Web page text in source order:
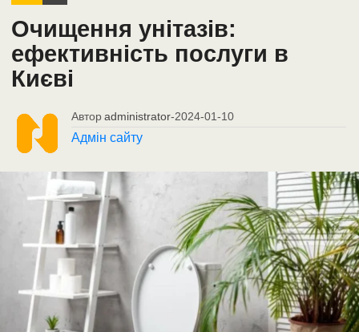
Очищення унітазів:
ефективність послуги в
Києві
Автор administrator-2024-01-10
Адмін сайту